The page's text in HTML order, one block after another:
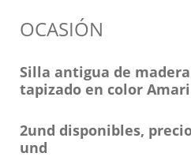
OCASIÓN
Silla antigua de
tapizado en color
2und disponibles,
und